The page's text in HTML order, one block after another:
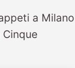
a Milano
Cinque